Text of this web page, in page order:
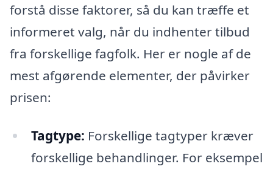
forstå disse faktorer, så du kan træffe et
informeret valg, når du indhenter tilbud
fra forskellige fagfolk. Her er nogle af de
mest afgørende elementer, der påvirker
prisen:
Tagtype: Forskellige tagtyper kræver
forskellige behandlinger. For eksempel